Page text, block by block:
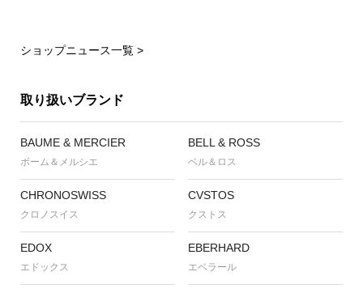
ショップニュース一覧 >
取り扱いブランド
BAUME & MERCIER
ボーム＆メルシエ
BELL & ROSS
ベル＆ロス
CHRONOSWISS
クロノスイス
CVSTOS
クストス
EDOX
エドックス
EBERHARD
エベラール